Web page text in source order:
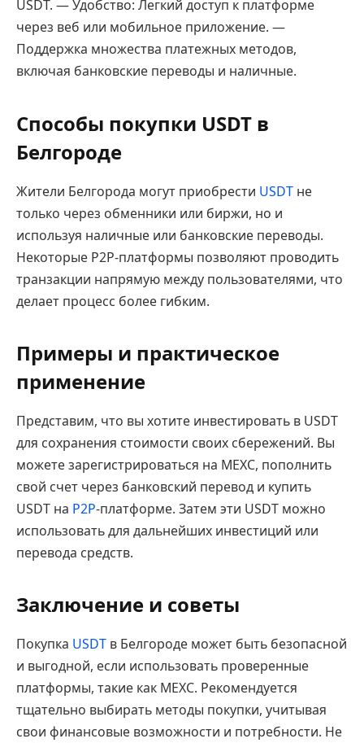
USDT. — Удобство: Легкий доступ к платформе
через веб или мобильное приложение. —
Поддержка множества платежных методов,
включая банковские переводы и наличные.
Способы покупки USDT в
Белгороде
Жители Белгорода могут приобрести USDT не
только через обменники или биржи, но и
используя наличные или банковские переводы.
Некоторые P2P-платформы позволяют проводить
транзакции напрямую между пользователями, что
делает процесс более гибким.
Примеры и практическое
применение
Представим, что вы хотите инвестировать в USDT
для сохранения стоимости своих сбережений. Вы
можете зарегистрироваться на MEXC, пополнить
свой счет через банковский перевод и купить
USDT на P2P-платформе. Затем эти USDT можно
использовать для дальнейших инвестиций или
перевода средств.
Заключение и советы
Покупка USDT в Белгороде может быть безопасной
и выгодной, если использовать проверенные
платформы, такие как MEXC. Рекомендуется
тщательно выбирать методы покупки, учитывая
свои финансовые возможности и потребности. Не